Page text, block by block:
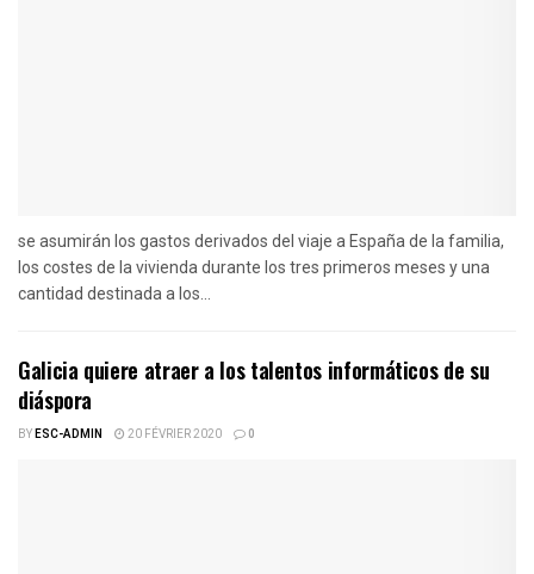
se asumirán los gastos derivados del viaje a España de la familia,
los costes de la vivienda durante los tres primeros meses y una
cantidad destinada a los...
Galicia quiere atraer a los talentos informáticos de su
diáspora
BYESC-ADMIN 20 FÉVRIER 2020 0